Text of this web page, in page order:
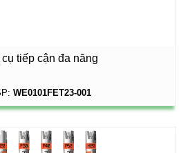
tiếp cận đa năng
WE0101FET23-001